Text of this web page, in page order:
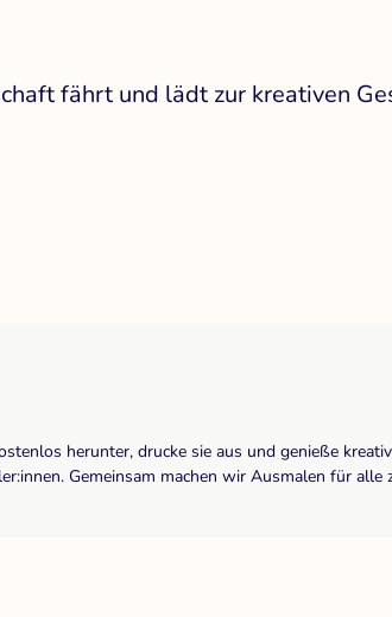
fährt und lädt zur kreativen
herunter, drucke sie aus und genieße
Gemeinsam machen wir Ausmalen für